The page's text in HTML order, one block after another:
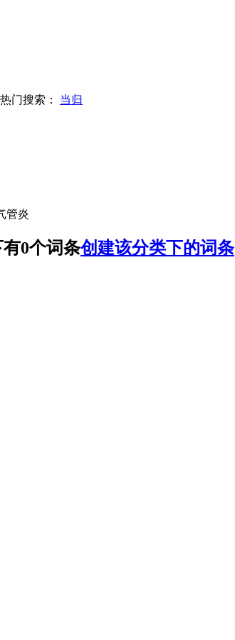
热门搜索： 当归
管炎
0个词条创建该分类下的词条